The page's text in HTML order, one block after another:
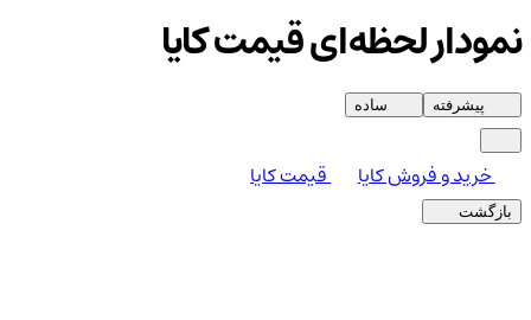
نمودار لحظه‌ای قیمت کایا
پیشرفته ساده
خرید و فروش کایا قیمت کایا
بازگشت